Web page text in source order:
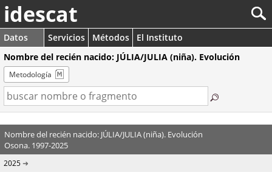
idescat
Datos Servicios Métodos
El Instituto
Nombre del recién nacido: JÚLIA/JULIA (niña). Evolución
Metodología
Nombre del recién nacido: JÚLIA/JULIA (niña). Evolución
Osona. 1997-2025
2025